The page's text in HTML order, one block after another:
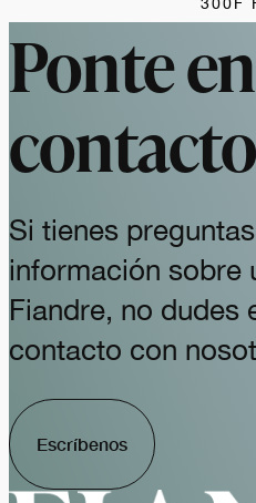
Ponte en
contacto
Si tienes
información sobre
Fiandre, no dudes
contacto con
Escríbenos